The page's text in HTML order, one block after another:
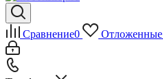
Сравнение0 Отложенные